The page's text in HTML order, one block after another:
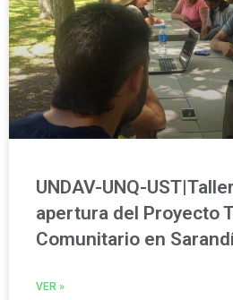
UNDAV-UNQ-
apertura del Proyecto
Comunitario en
VER »